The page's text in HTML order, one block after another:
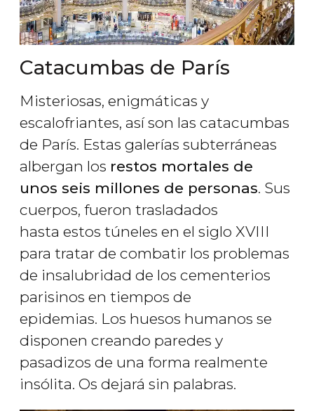
Catacumbas de París
Misteriosas, enigmáticas y
escalofriantes, así son las catacumbas
de París. Estas galerías subterráneas
albergan los restos mortales de
unos seis millones de personas. Sus
cuerpos, fueron trasladados
hasta estos túneles en el siglo XVIII
para tratar de combatir los problemas
de insalubridad de los cementerios
parisinos en tiempos de
epidemias. Los huesos humanos se
disponen creando paredes y
pasadizos de una forma realmente
insólita. Os dejará sin palabras.